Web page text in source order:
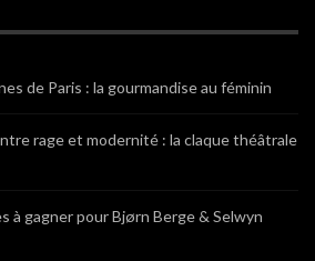
de Paris : la gourmandise au féminin
rage et modernité : la claque théâtrale
à gagner pour Bjørn Berge & Selwyn